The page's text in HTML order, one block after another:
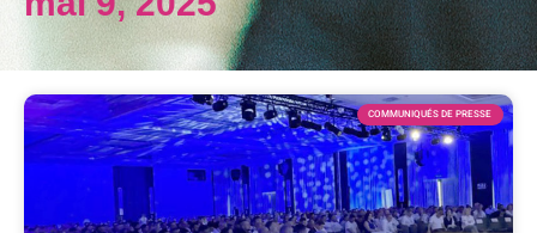
COMMUNIQUÉS DE PRESSE